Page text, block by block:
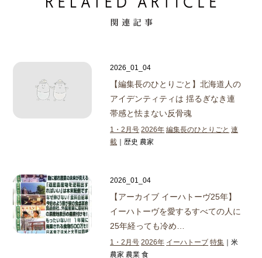
2026_01_04
【編集長のひとりごと】北海道人の
アイデンティティは 揺るぎなき連
帯感と怯まない反骨魂
1・2月号 2026年 編集長のひとりごと 連
載 ｜歴史 農家
2026_01_04
【アーカイブ イーハトーヴ25年】
イーハトーヴを愛するすべての人に
25年経っても冷め…
1・2月号 2026年 イーハトーブ 特集 ｜米
農家 農業 食